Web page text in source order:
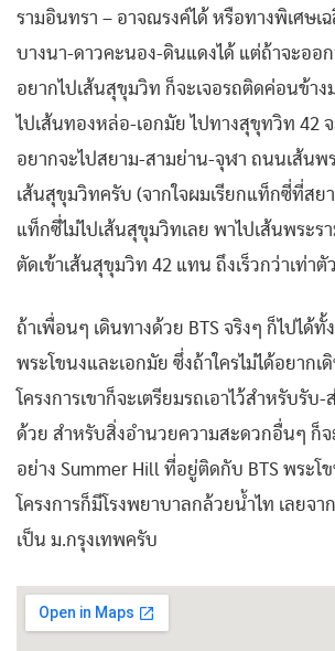
รามอินทรา – อาจณรงค์ได้ หรือทางพิเศษเ
บางนา-ดาวคะนอง-ดินแดงได้ แต่ถ้าจะออก
อยากไปเส้นสุขุมวิท ก็จะเจอรถติดค่อนข้าง
ไปเส้นทองหล่อ-เอกมัย ไปทางสุขุทวิท 42
อยากจะไปสยาม-สามย่าน-จุฬา ถนนเส้นพร
เส้นสุขุมวิทครับ (จากใจผมเรียกแท็กซี่ที่สย
แท็กซี่ไม่ไปเส้นสุขุมวิทเลย พาไปเส้นพระร
ตัดเข้าเส้นสุขุมวิท 42 แทน ถึงเร็วกว่าเท่าตั
ถ้าเพื่อนๆ เดินทางด้วย BTS จริงๆ ก็ไปได้ทั้
พระโขนงและเอกมัย ซึ่งถ้าใครไม่ได้อยากเ
โครงการเขาก็จะเตรียมรถเอาไว้สำหรับรับ
ด้วย สำหรับสิ่งอำนวยความสะดวกอื่นๆ ก็จ
อย่าง Summer Hill ที่อยู่ติดกับ BTS พระโ
โครงการก็มีโรงพยาบาลกล้วยน้ำไท เลยจา
เป็น ม.กรุงเทพครับ